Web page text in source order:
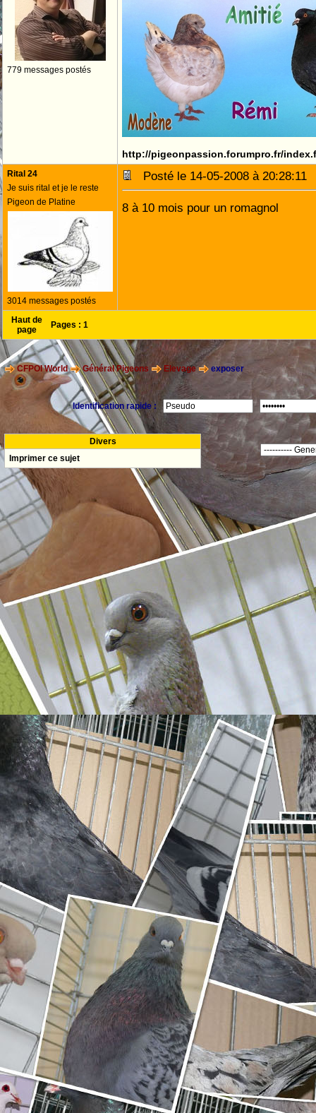
779 messages postés
http://pigeonpassion.forumpro.fr/
Rital 24
Je suis rital et je le reste
Pigeon de Platine
3014 messages postés
Posté le 14-05-2008 à
8 à 10 mois pour un romagnol
Haut de
page
Pages : 1
CFPOI World Général Pigeons Elevage exposer
Identification rapide :
Divers
Imprimer ce sujet